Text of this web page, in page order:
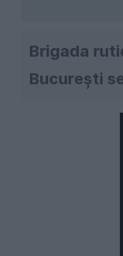
Brigada
București